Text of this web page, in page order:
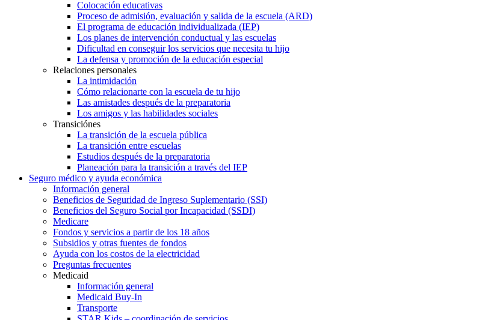
Colocación educativas
Proceso de admisión, evaluación y salida de la escuela (ARD)
El programa de educación individualizada (IEP)
Los planes de intervención conductual y las escuelas
Dificultad en conseguir los servicios que necesita tu hijo
La defensa y promoción de la educación especial
Relaciones personales
La intimidación
Cómo relacionarte con la escuela de tu hijo
Las amistades después de la preparatoria
Los amigos y las habilidades sociales
Transiciónes
La transición de la escuela pública
La transición entre escuelas
Estudios después de la preparatoria
Planeación para la transición a través del IEP
Seguro médico y ayuda económica
Información general
Beneficios de Seguridad de Ingreso Suplementario (SSI)
Beneficios del Seguro Social por Incapacidad (SSDI)
Medicare
Fondos y servicios a partir de los 18 años
Subsidios y otras fuentes de fondos
Ayuda con los costos de la electricidad
Preguntas frecuentes
Medicaid
Información general
Medicaid Buy-In
Transporte